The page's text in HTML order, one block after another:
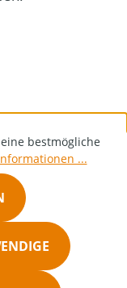
bestmögliche
...